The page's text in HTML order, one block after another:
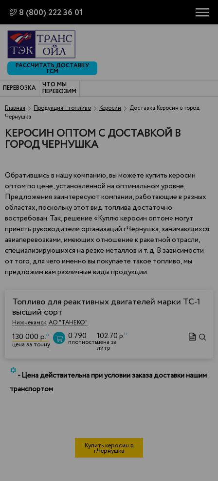
8 (800) 222 36 01
РАССЧИТАТЬ ДОСТАВКУ
ГСМ
ПЕРЕВОЗКА
ЧТО МЫ
ПЕРЕВОЗИМ
Главная
Продукция - топливо Керосин
Доставка Керосин в город
Чернушка
КЕРОСИН ОПТОМ С ДОСТАВКОЙ В
ГОРОД ЧЕРНУШКА
Обратившись в нашу компанию, вы можете купить керосин
оптом по цене, установленной на оптимальном уровне.
Предложения заинтересуют компании, работающие в разных
областях, поскольку этот вид топлива достаточно
востребован. Так, решение «Куплю керосин оптом» могут
принять руководители организаций г.Чернушка, занимающихся
авиаперевозками, имеющих отношение к ракетной отрасли,
специализирующихся на резке металлов и т. д. В зависимости
от того, для чего именно вы покупаете такое топливо, мы
предложим вам различные виды продукции.
Топливо для реактивных двигателей марки ТС-1
высший сорт
Нижнекамск, АО "ТАНЕКО"
130 000 р.*
цена за тонну
0.790
плотность
102.70 р.*
цена за
литр
*- Цена действительна при условии заказа доставки нашим
транспортом
Купить керосин в
г.Чернушка